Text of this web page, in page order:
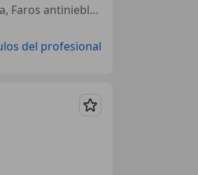
4WD, Garantia, Airbags laterales, Cierre centralizado, Elevalunas eléctrico, Dirección asistida, Faros antiniebla, Start/Stop automático
del profesional
Guardar